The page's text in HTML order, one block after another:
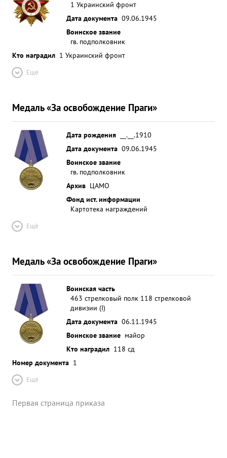
1 Украинский фронт
Дата документа 09.06.1945
Воинское звание
гв. подполковник
Кто наградил 1 Украинский фронт
Ещё
Медаль «За освобождение Праги»
Дата рождения
__.__.1910
Дата документа 09.06.1945
Воинское звание
гв. подполковник
Архив ЦАМО
Фонд ист. информации
Картотека награждений
Ещё
Медаль «За освобождение Праги»
Воинская часть
463 стрелковый полк 118 стрелковой
дивизии (I)
Дата документа 06.11.1945
Воинское звание майор
Кто наградил 118 сд
Номер документа 1
Ещё
Первая страница приказа